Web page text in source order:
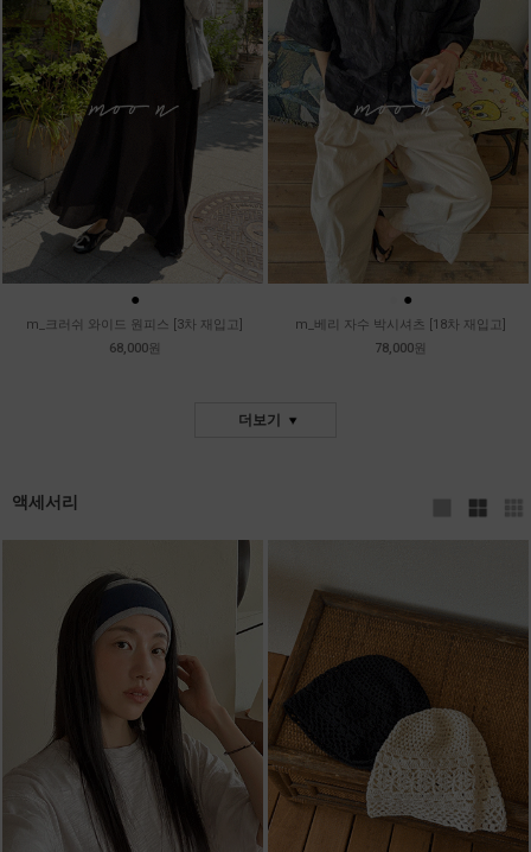
●
m_크러쉬 와이드 원피스 [3차 재입고]
68,000원
●
m_베리 자수 박시셔츠 [18차 재입고]
78,000원
더보기
액세서리